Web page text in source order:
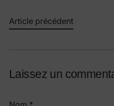
Article précédent
Laissez un